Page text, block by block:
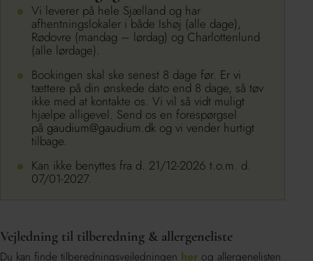
Vi leverer på hele Sjælland og har
afhentningslokaler i både Ishøj (alle dage),
Rødovre (mandag – lørdag) og Charlottenlund
(alle lørdage).
Bookingen skal ske senest 8 dage før. Er vi
tættere på din ønskede dato end 8 dage, så tøv
ikke med at kontakte os. Vi vil så vidt muligt
hjælpe alligevel. Send os en forespørgsel
på gaudium@gaudium.dk og vi vender hurtigt
tilbage.
Kan ikke benyttes fra d. 21/12-2026 t.o.m. d.
07/01-2027.
Vejledning til tilberedning & allergeneliste
Du kan finde tilberedningsvejledningen her og allergenelisten